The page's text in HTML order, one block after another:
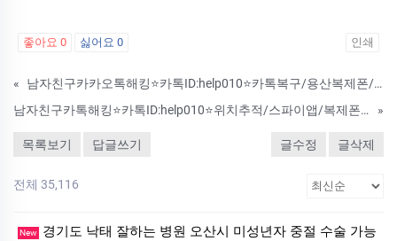
좋아요 0 싫어요 0 인쇄
«
남자친구카카오톡해킹⭐카톡ID:help010⭐카톡복구/용산복제폰/스마트폰복제/문자통화내역확인복구
남자친구카톡해킹⭐카톡ID:help010⭐위치추적/스파이앱/복제폰/쌍둥이폰/핸드폰도청/어플/IT흥신소
»
목록보기 답글쓰기 글수정 글삭제
전체 35,116
New
경기도 낙태 잘하는 병원 오산시 미성년자 중절 수술 가능